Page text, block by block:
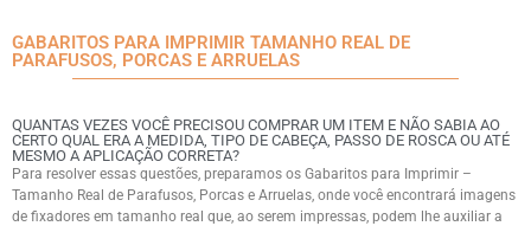
GABARITOS PARA IMPRIMIR TAMANHO REAL DE
PARAFUSOS, PORCAS E ARRUELAS
QUANTAS VEZES VOCÊ PRECISOU COMPRAR UM ITEM E NÃO SABIA AO
CERTO QUAL ERA A MEDIDA, TIPO DE CABEÇA, PASSO DE ROSCA OU ATÉ
MESMO A APLICAÇÃO CORRETA?
Para resolver essas questões, preparamos os Gabaritos para Imprimir –
Tamanho Real de Parafusos, Porcas e Arruelas, onde você encontrará imagens
de fixadores em tamanho real que, ao serem impressas, podem lhe auxiliar a